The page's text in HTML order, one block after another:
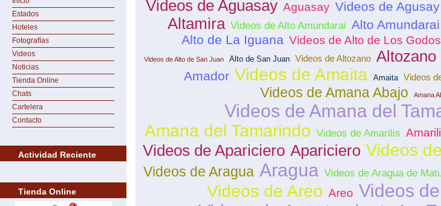
Estados
Hoteles
Fotografías
Videos
Noticias
Tienda Online
Chats
Cartelera
Contacto
Actividad Reciente
Tienda Online
Videos de Aguasay Aguasay Videos de Agusay
Altamira Videos de Alto Amundarai Alto Amundarai
Alto de La Iguana Videos de Alto de Los Godos
Videos de Alto de San Juan Alto de San Juan Videos de Altozano Altozano
Amador Videos de Amaita Amaita Videos
Videos de Amana Abajo Amana
Videos de Amana del
Amana del Tamarindo Videos de Amarilis
Videos de Apariciero Apariciero Videos
Videos de Aragua Aragua Videos de Aragua de
Videos de Areo Areo Videos